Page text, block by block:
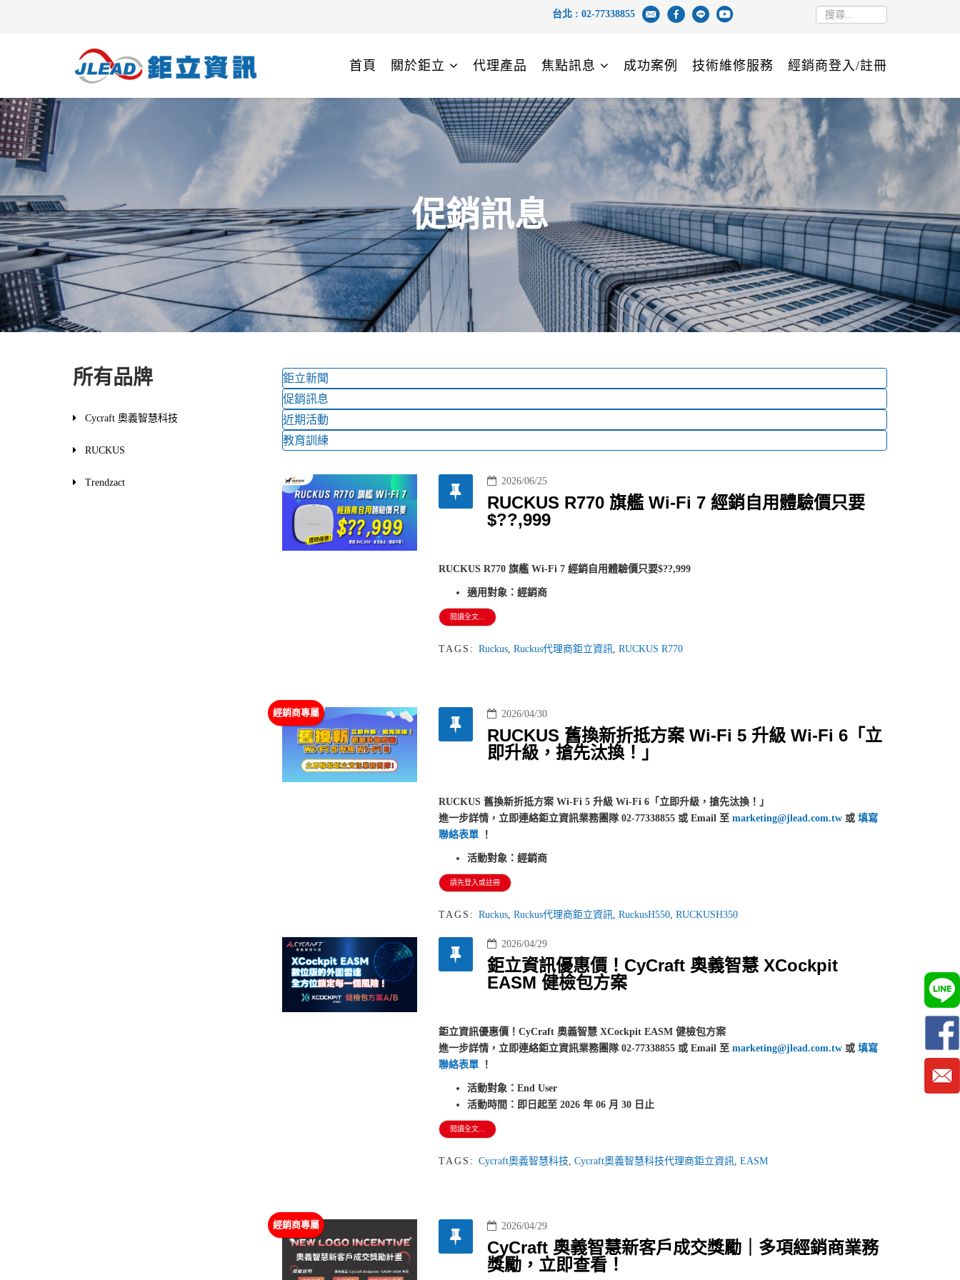
台北 : 02-77338855
首頁 關於鉅立 代理產品 焦點訊息 成功案例 技術維修服務 經銷商登入/註冊
促銷訊息
所有品牌
Cycraft 奧義智慧科技
RUCKUS
Trendzact
鉅立新聞
促銷訊息
近期活動
教育訓練
2026/06/25
RUCKUS R770 旗艦 Wi-Fi 7 經銷自用體驗價只要
$??,999
RUCKUS R770 旗艦 Wi-Fi 7 經銷自用體驗價只要$??,999
適用對象：經銷商
閱讀全文...
TAGS: Ruckus, Ruckus代理商鉅立資訊, RUCKUS R770
2026/04/30
RUCKUS 舊換新折抵方案 Wi-Fi 5 升級 Wi-Fi 6「立
即升級，搶先汰換！」
RUCKUS 舊換新折抵方案 Wi-Fi 5 升級 Wi-Fi 6「立即升級，搶先汰換！」
進一步詳情，立即連絡鉅立資訊業務團隊 02-77338855 或 Email 至 marketing@jlead.com.tw或 填寫
聯絡表單！
活動對象：經銷商
請先登入或註冊
TAGS: Ruckus, Ruckus代理商鉅立資訊, RuckusH550, RUCKUSH350
2026/04/29
鉅立資訊優惠價！CyCraft 奧義智慧 XCockpit
EASM 健檢包方案
鉅立資訊優惠價！CyCraft 奧義智慧 XCockpit EASM 健檢包方案
進一步詳情，立即連絡鉅立資訊業務團隊 02-77338855 或 Email 至 marketing@jlead.com.tw或 填寫
聯絡表單！
活動對象：End User
活動時間：即日起至 2026 年 06 月 30 日止
閱讀全文...
TAGS: Cycraft奧義智慧科技, Cycraft奧義智慧科技代理商鉅立資訊, EASM
2026/04/29
CyCraft 奧義智慧新客戶成交獎勵｜多項經銷商業務
獎勵，立即查看！